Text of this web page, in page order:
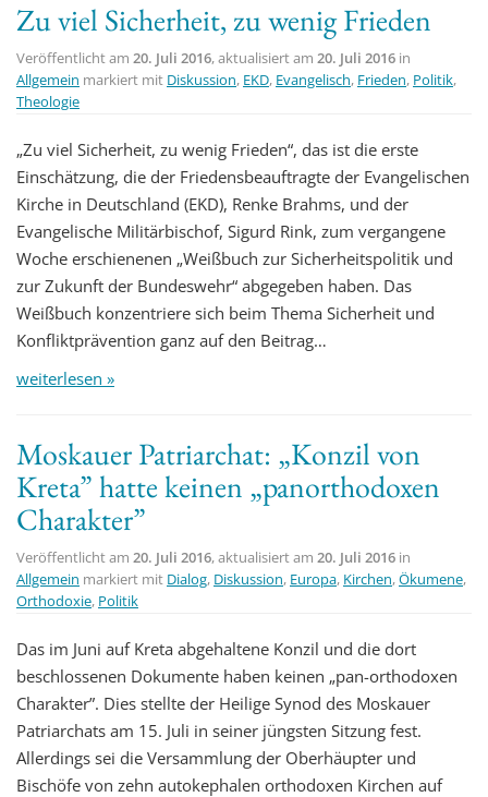
o
Zu viel Sicherheit, zu wenig Frieden
Veröffentlicht am 20. Juli 2016, aktualisiert am 20. Juli 2016 in
Allgemein markiert mit Diskussion, EKD, Evangelisch, Frieden, Politik,
Theologie
„Zu viel Sicherheit, zu wenig Frieden“, das ist die erste
Einschätzung, die der Friedensbeauftragte der Evangelischen
Kirche in Deutschland (EKD), Renke Brahms, und der
Evangelische Militärbischof, Sigurd Rink, zum vergangene
Woche erschienenen „Weißbuch zur Sicherheitspolitik und
zur Zukunft der Bundeswehr“ abgegeben haben. Das
Weißbuch konzentriere sich beim Thema Sicherheit und
Konfliktprävention ganz auf den Beitrag…
weiterlesen »
Moskauer Patriarchat: „Konzil von
Kreta” hatte keinen „panorthodoxen
Charakter”
Veröffentlicht am 20. Juli 2016, aktualisiert am 20. Juli 2016 in
Allgemein markiert mit Dialog, Diskussion, Europa, Kirchen,Ökumene,
Orthodoxie, Politik
Das im Juni auf Kreta abgehaltene Konzil und die dort
beschlossenen Dokumente haben keinen „pan-orthodoxen
Charakter”. Dies stellte der Heilige Synod des Moskauer
Patriarchats am 15. Juli in seiner jüngsten Sitzung fest.
Allerdings sei die Versammlung der Oberhäupter und
Bischöfe von zehn autokephalen orthodoxen Kirchen auf